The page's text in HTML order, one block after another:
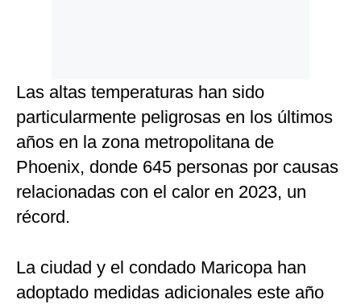
Las altas temperaturas han sido
particularmente peligrosas en los últimos
años en la zona metropolitana de
Phoenix, donde 645 personas por causas
relacionadas con el calor en 2023, un
récord.
La ciudad y el condado Maricopa han
adoptado medidas adicionales este año